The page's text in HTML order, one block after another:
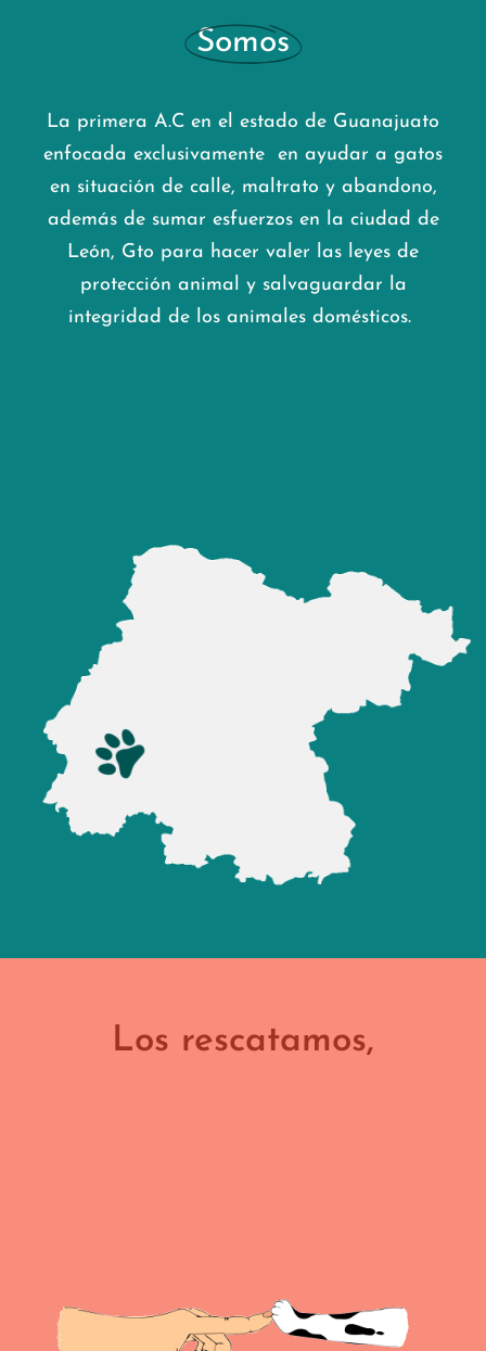
Somos
La primera A.C en el estado de Guanajuato
enfocada exclusivamente en ayudar a gatos
en situación de calle, maltrato y abandono,
además de sumar esfuerzos en la ciudad de
León, Gto para hacer valer las leyes de
protección animal y salvaguardar la
integridad de los animales domésticos.
Los rescatamos,